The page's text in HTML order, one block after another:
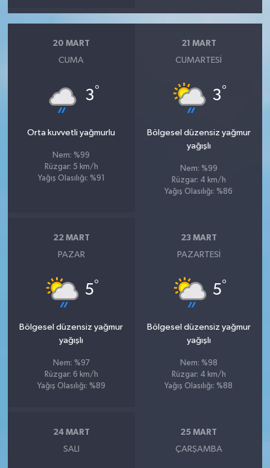
20 MART
CUMA
3°
Orta kuvvetli yağmurlu
Nem: %99
Rüzgar: 5 km/h
Yağış Olasılığı: %91
21 MART
CUMARTESI
3°
Bölgesel düzensiz yağmur
yağışlı
Nem: %99
Rüzgar: 4 km/h
Yağış Olasılığı: %86
22 MART
PAZAR
5°
Bölgesel düzensiz yağmur
yağışlı
Nem: %97
Rüzgar: 6 km/h
Yağış Olasılığı: %89
23 MART
PAZARTESI
5°
Bölgesel düzensiz yağmur
yağışlı
Nem: %98
Rüzgar: 4 km/h
Yağış Olasılığı: %88
24 MART
SALI
25 MART
ÇARŞAMBA